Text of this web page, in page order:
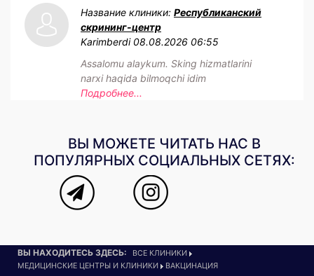
Название клиники: Республиканский
скрининг-центр
Karimberdi 08.08.2026 06:55
Assalomu alaykum. Sking hizmatlarini
narxi haqida bilmoqchi idim
Подробнее...
ВЫ МОЖЕТЕ ЧИТАТЬ НАС В
ПОПУЛЯРНЫХ СОЦИАЛЬНЫХ СЕТЯХ:
ВЫ НАХОДИТЕСЬ ЗДЕСЬ:
ВСЕ КЛИНИКИ
МЕДИЦИНСКИЕ ЦЕНТРЫ И КЛИНИКИ
ВАКЦИНАЦИЯ